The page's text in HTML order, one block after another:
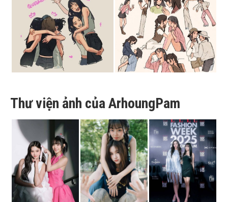
Thư viện ảnh của ArhoungPam